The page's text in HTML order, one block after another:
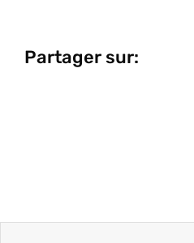
Partager sur: